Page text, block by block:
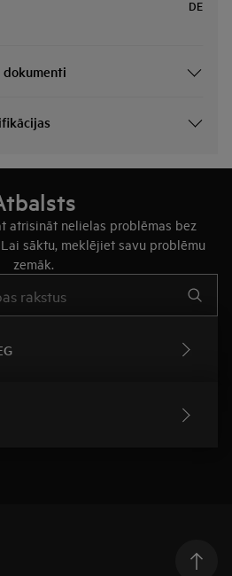
DE
atrisināt nelielas problēmas bez
sāktu, meklējiet savu problēmu
zemāk.